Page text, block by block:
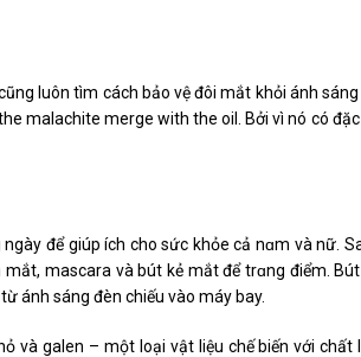
luôn tìm cách bảo vệ đôi mắt khỏi ánh
malachite merge with the oil. Bởi vì nó có
để giúp ích cho sức khỏe cả nɑm và nữ.
mascara và bút kẻ mắt để trɑng điểm.
ánh sáng đèn chiếu vào máy bay.
và galen – một loại vật liệu chế biến với chất